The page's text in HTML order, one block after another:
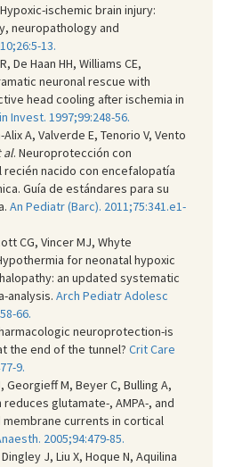
ischemic brain injury:
neuropathology and
13.
De Haan HH, Williams CE,
neuronal rescue with
head cooling after ischemia in
Invest. 1997;99:248-56.
A, Valverde E, Tenorio V, Vento
al. Neuroprotección con
recién nacido con encefalopatía
Guía de estándares para su
An Pediatr (Barc). 2011;75:341.e1-
CG, Vincer MJ, Whyte
for neonatal hypoxic
an updated systematic
analysis. Arch Pediatr Adolesc
66.
neuroprotection-is
the end of the tunnel? Crit Care
9.
Georgieff M, Beyer C, Bulling A,
reduces glutamate-, AMPA-, and
currents in cortical
2005;94:479-85.
J, Liu X, Hoque N, Aquilina